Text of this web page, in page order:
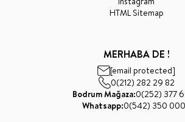
HTML Sitemap
MERHABA DE !
[email protected]
0(212) 282 29 82
Bodrum Mağaza:0(252) 377
Whatsapp:0(542) 350